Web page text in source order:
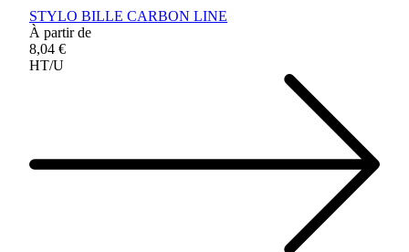
STYLO BILLE CARBON LINE
À partir de
8,04 €
HT/U